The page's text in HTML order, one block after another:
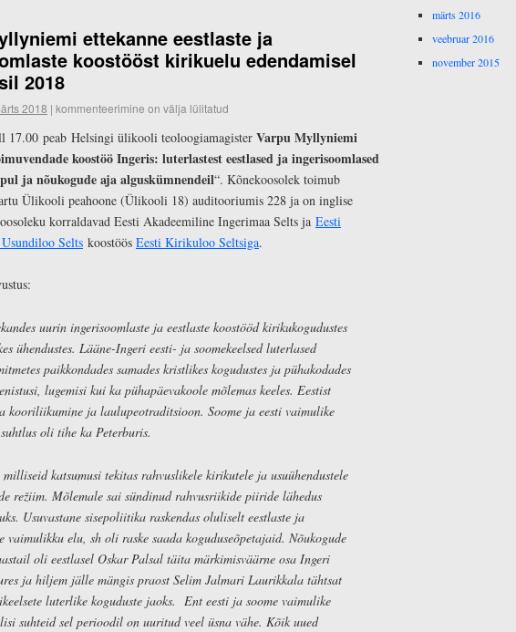
ettekanne eestlaste ja
koostööst kirikuelu edendamisel
2018
2018 | kommenteerimine on välja lülitatud
17.00 peab Helsingi ülikooli teoloogiamagister Varpu Myllyniemi
koostöö Ingeris: luterlastest eestlased ja ingerisoomlased
ja nõukogude aja alguskümnendeil“. Kõnekoosolek toimub
Ülikooli peahoone (Ülikooli 18) auditooriumis 228 ja on inglise
korraldavad Eesti Akadeemiline Ingerimaa Selts ja Eesti
Selts koostöös Eesti Kirikuloo Seltsiga.
uurin ingerisoomlaste ja eestlaste koostööd kirikukogudustes
ühendustes. Lääne-Ingeri eesti- ja soomekeelsed luterlased
paikkondades samades kristlikes kogudustes ja pühakodades
lugemisi kui ka pühapäevakoole mõlemas keeles. Eestist
kooriliikumine ja laulupeotraditsioon. Soome ja eesti vaimulike
oli tihe ka Peterburis.
katsumusi tekitas rahvuslikele kirikutele ja usuühendustele
režiim. Mõlemale sai sündinud rahvusriikide piiride lähedus
Usuvastane sisepoliitika raskendas oluliselt eestlaste ja
vaimulikku elu, sh oli raske saada koguduseõpetajaid. Nõukogude
oli eestlasel Oskar Palsal täita märkimisväärne osa Ingeri
ja hiljem jälle mängis praost Selim Jalmari Laurikkala tähtsat
luterlike koguduste jaoks. Ent eesti ja soome vaimulike
suhteid sel perioodil on uuritud veel üsna vähe. Kõik uued
märts 2016
veebruar 2016
november 2015